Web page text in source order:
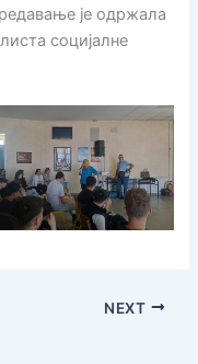
је одржала
социјалне
NEXT